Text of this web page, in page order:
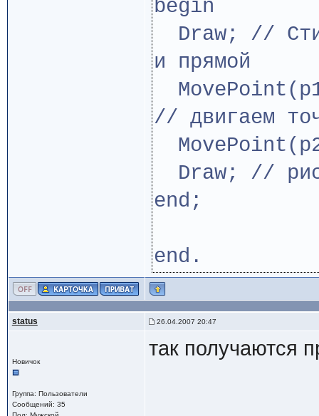
begin
Draw; //
и прямой
// двигаем
Draw; //
end;
end.
status 26.04.2007 20:47
Новичок
Группа: Пользователи
Сообщений: 35
так получаются